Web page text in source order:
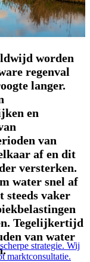
strategie. Wij
marktconsultatie.
worden
regenval
langer.
en
van
af en dit
versterken.
water snel af
steeds vaker
Tegelijkertijd
van water